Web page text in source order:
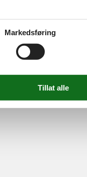
8724 2251-E-post:
Markedsføring